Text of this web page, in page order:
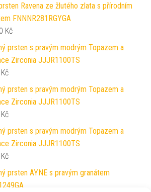
Ravena ze žlutého zlata s přírodním
FNNNR281RGYGA
Kč
prsten s pravým modrým Topazem a
Zirconia JJJR1100TS
Kč
prsten s pravým modrým Topazem a
Zirconia JJJR1100TS
Kč
prsten s pravým modrým Topazem a
Zirconia JJJR1100TS
Kč
prsten AYNE s pravým granátem